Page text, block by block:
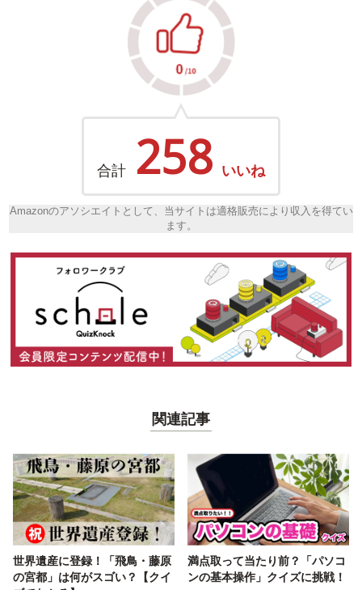
合計 258 いいね
Amazonのアソシエイトとして、当サイトは適格販売により収入を得てい
ます。
関連記事
世界遺産に登録！「飛鳥・藤原
の宮都」は何がスゴい？【クイ
満点取って当たり前？「パソコ
ンの基本操作」クイズに挑戦！